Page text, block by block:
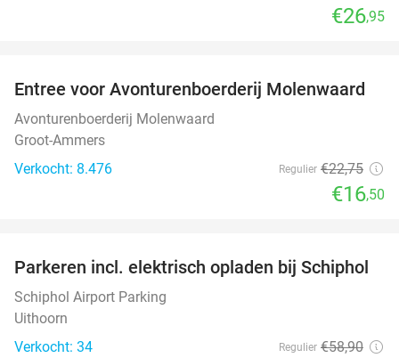
€26,95
27%
Entree voor Avonturenboerderij Molenwaard
Avonturenboerderij Molenwaard
Groot-Ammers
Verkocht: 8.476
Regulier €22,75
€16,50
11%
Parkeren incl. elektrisch opladen bij Schiphol
Schiphol Airport Parking
Uithoorn
Verkocht: 34
Regulier €58,90